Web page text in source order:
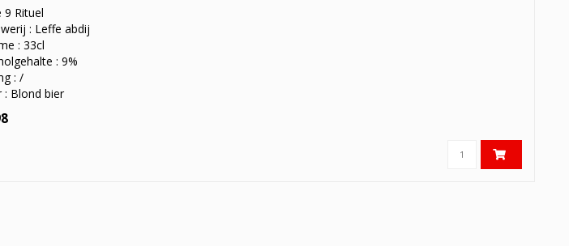
9 Rituel
: Leffe abdij
: 33cl
: 9%
: /
: Blond bier